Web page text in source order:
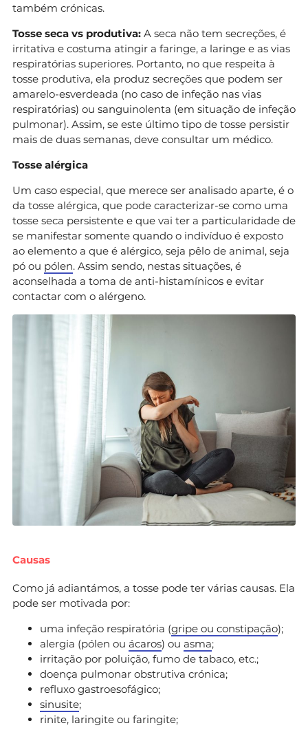
também crónicas.
Tosse seca vs produtiva: A seca não tem secreções, é
irritativa e costuma atingir a faringe, a laringe e as vias
respiratórias superiores. Portanto, no que respeita à
tosse produtiva, ela produz secreções que podem ser
amarelo-esverdeada (no caso de infeção nas vias
respiratórias) ou sanguinolenta (em situação de infeção
pulmonar). Assim, se este último tipo de tosse persistir
mais de duas semanas, deve consultar um médico.
Tosse alérgica
Um caso especial, que merece ser analisado aparte, é o
da tosse alérgica, que pode caracterizar-se como uma
tosse seca persistente e que vai ter a particularidade de
se manifestar somente quando o indivíduo é exposto
ao elemento a que é alérgico, seja pêlo de animal, seja
pó ou pólen. Assim sendo, nestas situações, é
aconselhada a toma de anti-histamínicos e evitar
contactar com o alérgeno.
Causas
Como já adiantámos, a tosse pode ter várias causas. Ela
pode ser motivada por:
uma infeção respiratória (gripe ou constipação);
alergia (pólen ou ácaros) ou asma;
irritação por poluição, fumo de tabaco, etc.;
doença pulmonar obstrutiva crónica;
refluxo gastroesofágico;
sinusite;
rinite, laringite ou faringite;